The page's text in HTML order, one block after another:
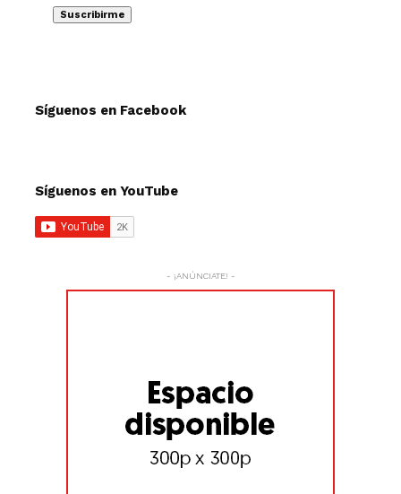
Síguenos en Facebook
Síguenos en YouTube
- ¡ANÚNCIATE! -